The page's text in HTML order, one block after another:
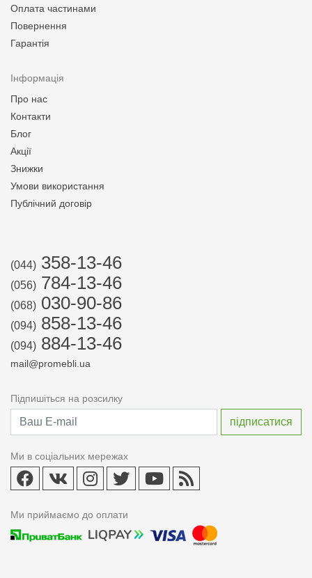
Оплата частинами
Повернення
Гарантія
Інформація
Про нас
Контакти
Блог
Акції
Знижки
Умови використання
Публічний договір
(044) 358-13-46
(056) 784-13-46
(068) 030-90-86
(094) 858-13-46
(094) 884-13-46
mail@promebli.ua
Підпишіться на розсилку
Ми в соціальних мережах
Ми приймаємо до оплати